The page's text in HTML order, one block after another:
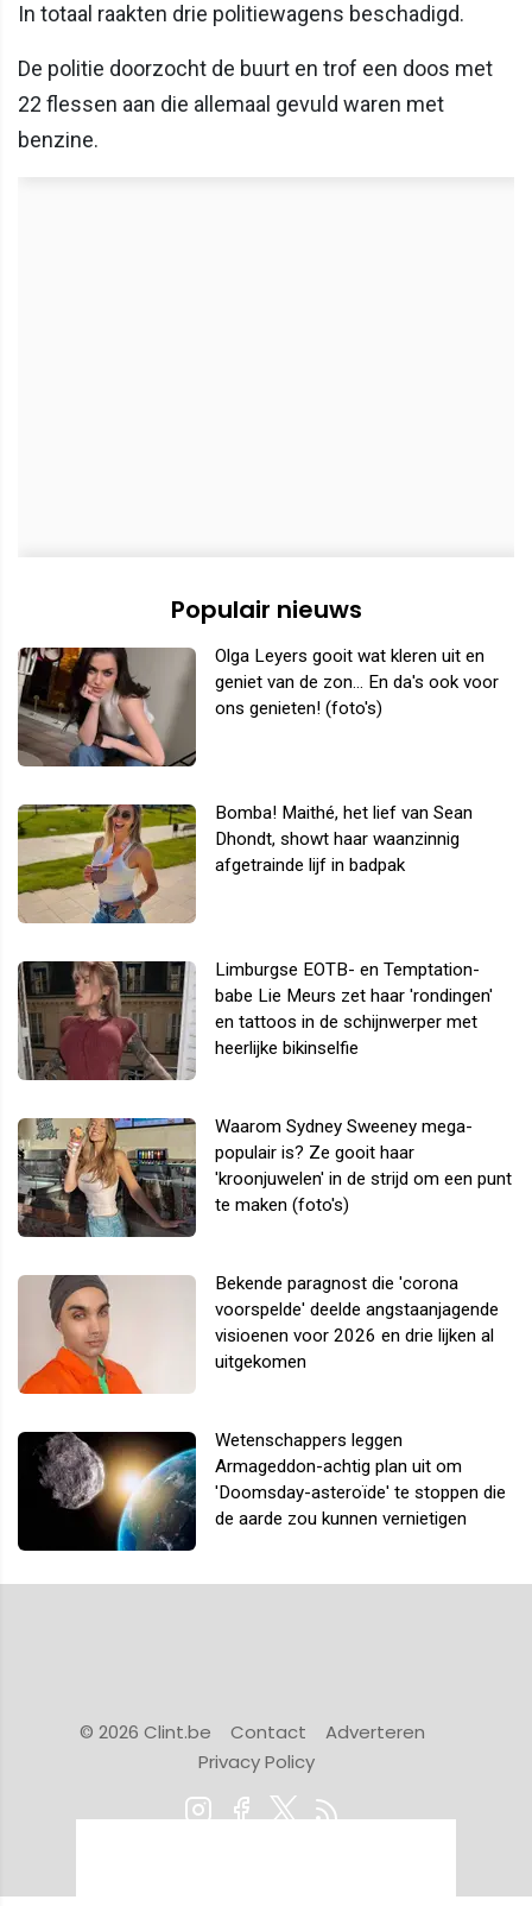
In totaal raakten drie politiewagens beschadigd.
De politie doorzocht de buurt en trof een doos met
22 flessen aan die allemaal gevuld waren met
benzine.
Populair nieuws
Olga Leyers gooit wat kleren uit en
geniet van de zon... En da's ook voor
ons genieten! (foto's)
Bomba! Maithé, het lief van Sean
Dhondt, showt haar waanzinnig
afgetrainde lijf in badpak
Limburgse EOTB- en Temptation-
babe Lie Meurs zet haar 'rondingen'
en tattoos in de schijnwerper met
heerlijke bikinselfie
Waarom Sydney Sweeney mega-
populair is? Ze gooit haar
'kroonjuwelen' in de strijd om een punt
te maken (foto's)
Bekende paragnost die 'corona
voorspelde' deelde angstaanjagende
visioenen voor 2026 en drie lijken al
uitgekomen
Wetenschappers leggen
Armageddon-achtig plan uit om
'Doomsday-asteroïde' te stoppen die
de aarde zou kunnen vernietigen
© 2026 Clint.be Contact
Adverteren
Privacy Policy